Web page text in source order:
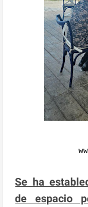
Se ha
de espacio